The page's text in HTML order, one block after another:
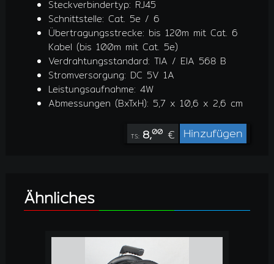
Steckverbindertyp: RJ45
Schnittstelle: Cat. 5e / 6
Übertragungsstrecke: bis 120m mit Cat. 6
Kabel (bis 100m mit Cat. 5e)
Verdrahtungsstandard: TIA / EIA 568 B
Stromversorgung: DC 5V 1A
Leistungsaufnahme: 4W
Abmessungen (BxTxH): 5,7 x 10,6 x 2,6 cm
TS: 8,00 € Hinzufügen
Ähnliches